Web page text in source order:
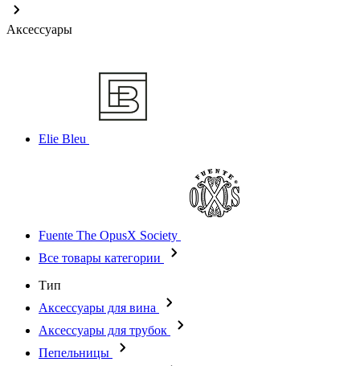
Аксессуары
Elie Bleu
Fuente The OpusX Society
Все товары категории
Тип
Аксессуары для вина
Аксессуары для трубок
Пепельницы